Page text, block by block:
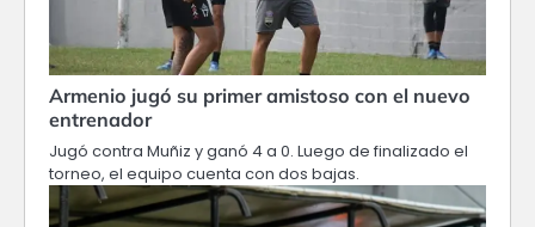
Armenio jugó su primer amistoso con el nuevo
entrenador
Jugó contra Muñiz y ganó 4 a 0. Luego de finalizado el
torneo, el equipo cuenta con dos bajas.